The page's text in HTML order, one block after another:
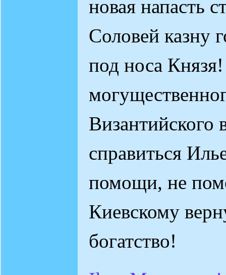
новая напасть
Соловей казну
под носа
Византийского
справиться
помощи, не
Киевскому
богатство!